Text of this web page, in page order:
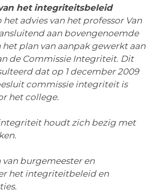
het integriteitsbeleid
advies van het professor Van
aan bovengenoemde
het plan van aanpak gewerkt aan
de Commissie Integriteit. Dit
dat op 1 december 2009
commissie integriteit is
het college.
houdt zich bezig met
van burgemeester en
het integriteitbeleid en